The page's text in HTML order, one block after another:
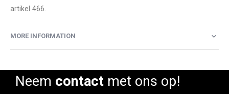
artikel 466.
MORE INFORMATION
Neem contactmet ons op!